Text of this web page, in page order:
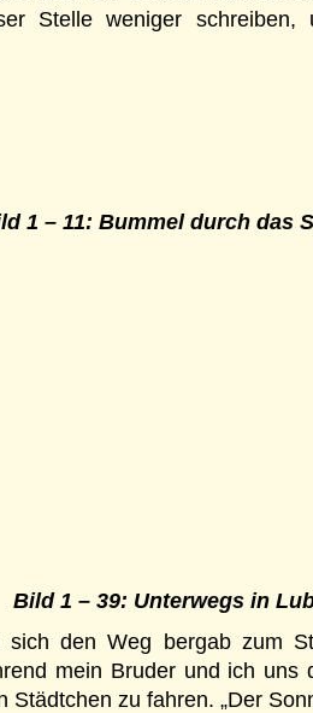
Stelle weniger schreiben,
1 – 11: Bummel durch das
Bild 1 – 39: Unterwegs in
sich den Weg bergab zum
mein Bruder und ich uns
Städtchen zu fahren. „Der